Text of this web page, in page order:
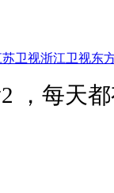
苏卫视浙江卫视东
，每天